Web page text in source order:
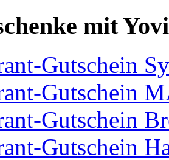
mit
Gutschein
Gutschein
Gutschein
Gutschein